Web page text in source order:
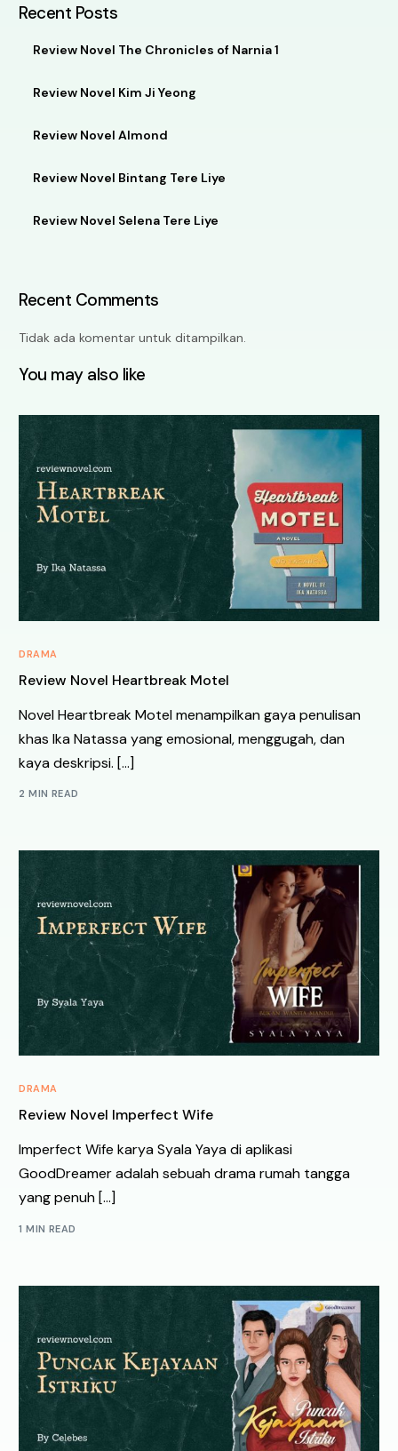
Recent Posts
Review Novel The Chronicles of Narnia 1
Review Novel Kim Ji Yeong
Review Novel Almond
Review Novel Bintang Tere Liye
Review Novel Selena Tere Liye
Recent Comments
Tidak ada komentar untuk ditampilkan.
You may also like
DRAMA
Review Novel Heartbreak Motel
Novel Heartbreak Motel menampilkan gaya penulisan
khas Ika Natassa yang emosional, menggugah, dan
kaya deskripsi. […]
2 MIN READ
DRAMA
Review Novel Imperfect Wife
Imperfect Wife karya Syala Yaya di aplikasi
GoodDreamer adalah sebuah drama rumah tangga
yang penuh […]
1 MIN READ